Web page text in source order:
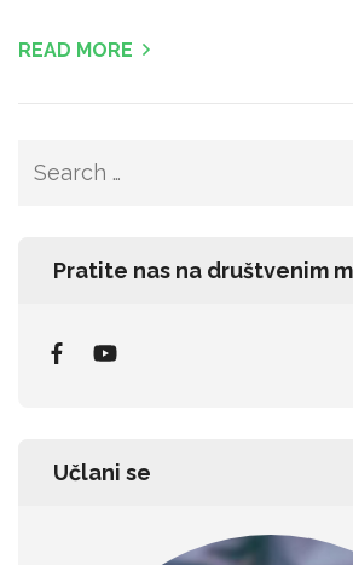
READ MORE
Search
Pratite nas na društvenim
Učlani se